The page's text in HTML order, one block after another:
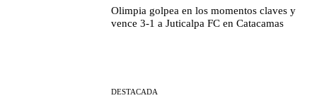
Olimpia golpea en los momentos claves y
vence 3-1 a Juticalpa FC en Catacamas
DESTACADA